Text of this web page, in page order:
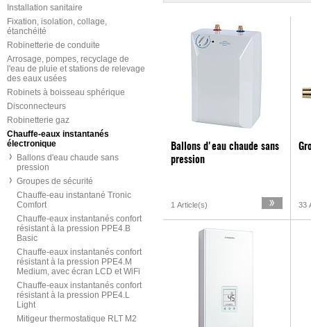
Installation sanitaire
Fixation, isolation, collage,
étanchéité
Robinetterie de conduite
Arrosage, pompes, recyclage de
l'eau de pluie et stations de relevage
des eaux usées
Robinets à boisseau sphérique
Disconnecteurs
Robinetterie gaz
Chauffe-eaux instantanés
électronique
Ballons d'eau chaude sans
pression
Groupes de sécurité
Chauffe-eau instantané Tronic
Comfort
Chauffe-eaux instantanés confort
résistant à la pression PPE4.B
Basic
Chauffe-eaux instantanés confort
résistant à la pression PPE4.M
Medium, avec écran LCD et WiFi
Chauffe-eaux instantanés confort
résistant à la pression PPE4.L
Light
Mitigeur thermostatique RLT M2
Ballons d'eau chaude sans
pression
1 Article(s) 33